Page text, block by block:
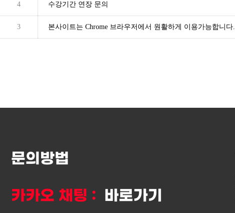
4 수강기간 연장 문의
3 본사이트는 Chrome 브라우저에서 원활하게 이용가능합니다.
문의방법
카카오 채팅 : 바로가기